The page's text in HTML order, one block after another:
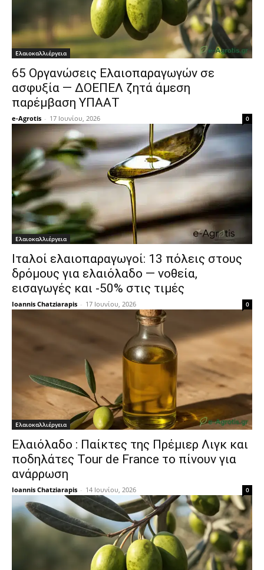
Ελαιοκαλλιέργεια
65 Οργανώσεις Ελαιοπαραγωγών σε
ασφυξία — ΔΟΕΠΕΛ ζητά άμεση
παρέμβαση ΥΠΑΑΤ
e-Agrotis - 17 Ιουνίου, 2026 0
Ελαιοκαλλιέργεια
Ιταλοί ελαιοπαραγωγοί: 13 πόλεις στους
δρόμους για ελαιόλαδο — νοθεία,
εισαγωγές και -50% στις τιμές
Ioannis Chatziarapis - 17 Ιουνίου, 2026 0
Ελαιοκαλλιέργεια
Ελαιόλαδο : Παίκτες της Πρέμιερ Λιγκ και
ποδηλάτες Tour de France το πίνουν για
ανάρρωση
Ioannis Chatziarapis - 14 Ιουνίου, 2026 0